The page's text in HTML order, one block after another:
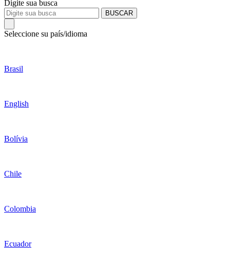
Digite sua busca
BUSCAR
Seleccione su país/idioma
Brasil
English
Bolívia
Chile
Colombia
Ecuador